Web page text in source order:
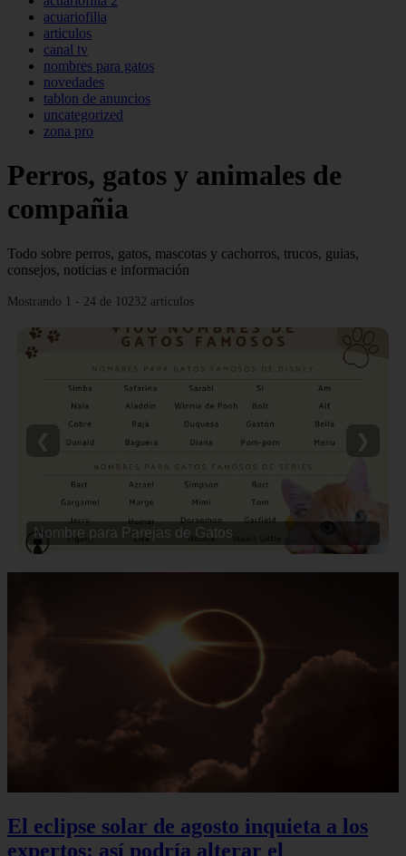
acuariofilia
articulos
canal tv
nombres para gatos
novedades
tablon de anuncios
uncategorized
zona pro
Perros, gatos y animales de
compañia
Todo sobre perros, gatos, mascotas y cachorros, trucos, guias,
consejos, noticias e información
Mostrando 1 - 24 de 10232 artículos
Nombre para Parejas de Gatos
❮ ❯
El eclipse solar de agosto inquieta a los
expertos: así podría alterar el